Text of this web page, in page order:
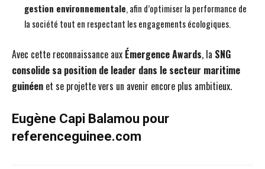
gestion environnementale, afin d’optimiser la performance de
la société tout en respectant les engagements écologiques.
Avec cette reconnaissance aux Émergence Awards, la SNG
consolide sa position de leader dans le secteur maritime
guinéen et se projette vers un avenir encore plus ambitieux.
Eugène Capi Balamou pour
referenceguinee.com